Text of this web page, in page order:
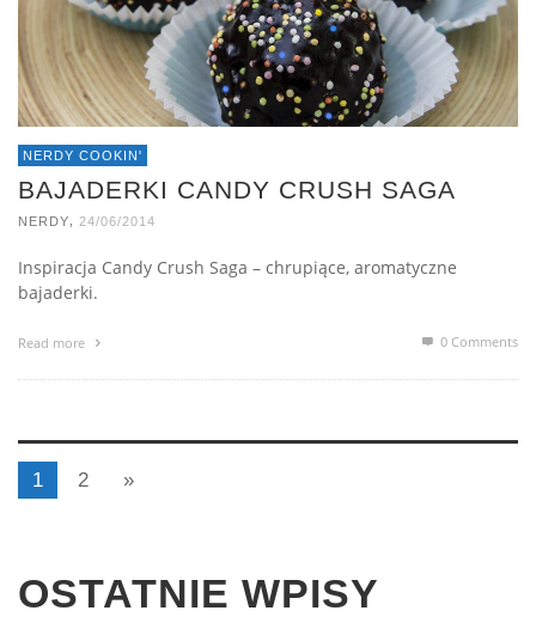
NERDY COOKIN'
BAJADERKI CANDY CRUSH SAGA
NERDY 24/06/2014
Inspiracja Candy Crush Saga – chrupiące, aromatyczne
bajaderki.
Read more 0 Comments
1 2 »
OSTATNIE WPISY